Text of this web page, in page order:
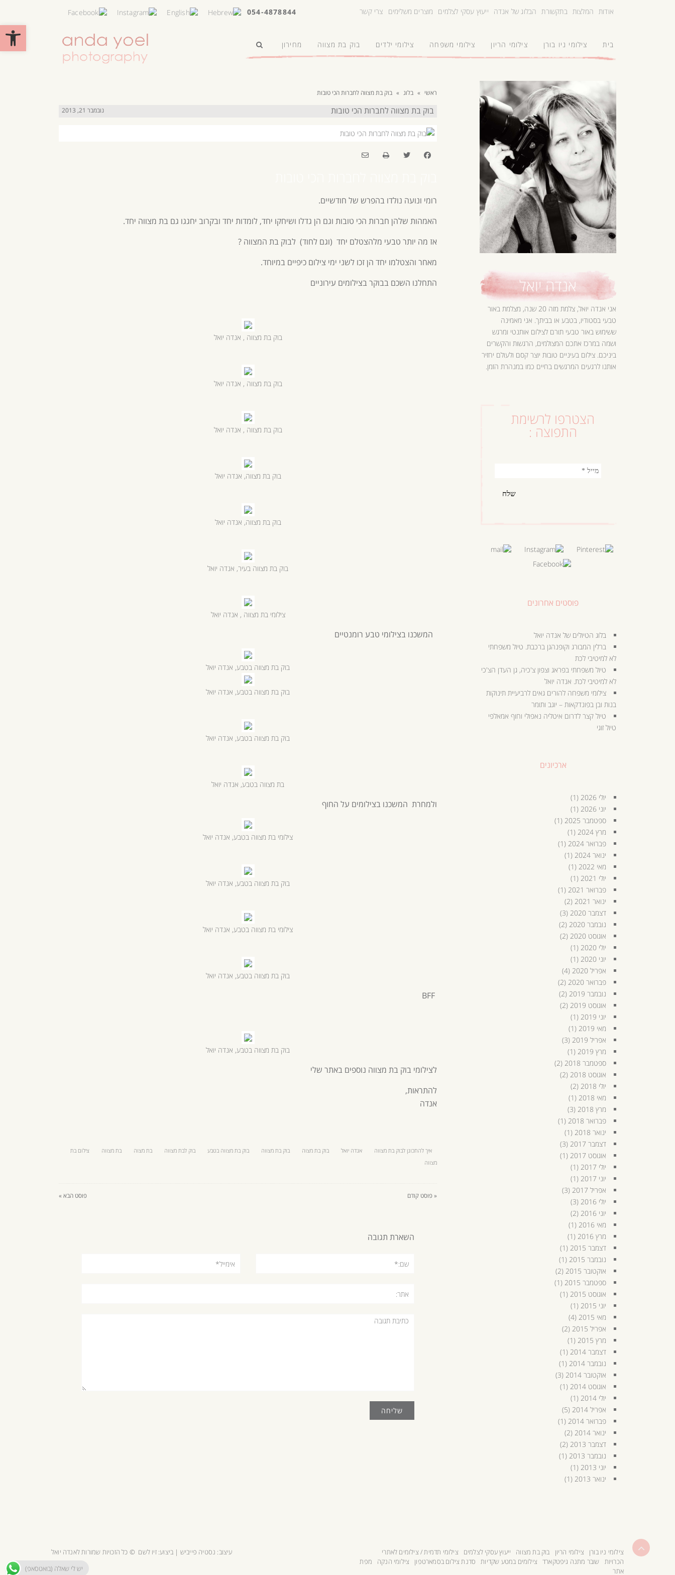
פתח
אודות המלצות בתקשורת הבלוג של אנדה ייעוץ עסקי לצלמים מוצרים משלימים צרי קשר 054-4878844
בית צילומי ניו בורן צילומי הריון צילומי משפחה צילומי ילדים בוק בת מצווה מחירון
ראשי » בלוג » בוק בת מצווה לחברות הכי טובות
בוק בת מצווה לחברות הכי טובות נובמבר 21, 2013
רומי ונועה נולדו בהפרש של חודשיים.
האמהות שלהן חברות הכי טובות וגם הן גדלו ושיחקו יחד, לומדות יחד ובקרוב יחגגו גם בת מצווה יחד.
אז מה יותר טבעי מלהצטלם יחד (וגם לחוד) לבוק בת המצווה ?
מאחר והצטלמו יחד הן זכו לשני ימי צילום כיפיים במיוחד.
התחלנו השכם בבוקר בצילומים עירוניים
בוק בת מצווה , אנדה יואל
בוק בת מצווה , אנדה יואל
בוק בת מצווה , אנדה יואל
בוק בת מצווה, אנדה יואל
בוק בת מצווה, אנדה יואל
בוק בת מצווה בעיר, אנדה יואל
צילומי בת מצווה , אנדה יואל
המשכנו בצילומי טבע רומנטיים
בוק בת מצווה בטבע, אנדה יואל
בוק בת מצווה בטבע, אנדה יואל
בוק בת מצווה בטבע, אנדה יואל
בת מצווה בטבע, אנדה יואל
ולמחרת המשכנו בצילומים על החוף
צילומי בת מצווה בטבע, אנדה יואל
בוק בת מצווה בטבע, אנדה יואל
צילומי בת מצווה בטבע, אנדה יואל
בוק בת מצווה בטבע, אנדה יואל
בוק בת מצווה בטבע, אנדה יואל
לצילומי בוק בת מצווה נוספים באתר שלי
להתראות,
אנדה
איך להתכונן לבוק בת מצווה אנדה יואל בוק בת מצוה בוק בת מצווה בוק בת מצווה בטבע בוק לבת מצווה בת מצוה בת מצווה
צילום בת
מצווה
« פוסט קודם פוסט הבא »
השארת תגובה
תגובה
אנדה יואל
אני אנדה יואל, צלמת מזה 20 שנה, מצלמת באור
טבעי בסטודיו, בטבע או בביתך. אני מאמינה
ששימוש באור טבעי תורם לצילום אותנטי ומרגש
ושמה במרכז אתכם המצולמים, הרגשות והקשרים
ביניכם. צילום בעיניים טובות יוצר קסם ולעולם יחזיר
אותנו לרגעים המרגשים בחיים כמו במנהרת הזמן.
הצטרפו לרשימת
התפוצה :
פוסטים אחרונים
בלוג הטיולים של אנדה יואל
ברלין המבורג וקופנהגן ברכבת. טיול משפחתי
לא למיטיבי לכת
טיול משפחתי בפראג וצפון צ'כיה, גן העדן הצ'כי
לא למיטיבי לכת. אנדה יואל
צילומי משפחה להורים גאים לרביעיית תינוקות
בנות ובן בפונדקאות – יוגב ותומר
טיול קצר לדרום איטליה נאפולי וחוף אמאלפי
טיול זוגי
ארכיונים
יולי 2026
(1)
יוני 2026
(1)
ספטמבר 2025
(1)
מרץ 2024
(1)
פברואר 2024
(1)
ינואר 2024
(1)
מאי 2022
(1)
יולי 2021
(1)
פברואר 2021
(1)
ינואר 2021
(2)
דצמבר 2020
(3)
נובמבר 2020
(2)
אוגוסט 2020
(2)
יולי 2020
(1)
יוני 2020
(1)
אפריל 2020
(4)
פברואר 2020
(2)
נובמבר 2019
(2)
אוגוסט 2019
(2)
יוני 2019
(1)
מאי 2019
(1)
אפריל 2019
(3)
מרץ 2019
(1)
ספטמבר 2018
(2)
אוגוסט 2018
(2)
יולי 2018
(2)
מאי 2018
(1)
מרץ 2018
(3)
פברואר 2018
(1)
ינואר 2018
(1)
דצמבר 2017
(3)
אוגוסט 2017
(1)
יולי 2017
(1)
יוני 2017
(1)
אפריל 2017
(3)
יולי 2016
(3)
יוני 2016
(2)
מאי 2016
(1)
מרץ 2016
(1)
דצמבר 2015
(1)
נובמבר 2015
(1)
אוקטובר 2015
(2)
ספטמבר 2015
(1)
אוגוסט 2015
(1)
יוני 2015
(1)
מאי 2015
(4)
אפריל 2015
(2)
מרץ 2015
(1)
דצמבר 2014
(1)
נובמבר 2014
(1)
אוקטובר 2014
(3)
אוגוסט 2014
(1)
יולי 2014
(1)
אפריל 2014
(5)
פברואר 2014
(1)
ינואר 2014
(2)
דצמבר 2013
(2)
נובמבר 2013
(1)
יוני 2013
(1)
ינואר 2013
(1)
צילומי ניו בורן צילומי הריון בוק בת מצווה ייעוץ עסקי לצלמים
צילומי תדמית / צילומים לאתרי
הכרויות
שובר מתנה גיפטקארד צילומים במטע שקדיות סדנת צילום בסמארטפון צילומי הנקה
מפת
אתר
עיצוב: נסטיה פייביש | ביצוע:זיו לשם © כל הזכויות שמורות לאנדה יואל גלילה
לראש
העמוד יש לי שאלה (בואטסאפ)